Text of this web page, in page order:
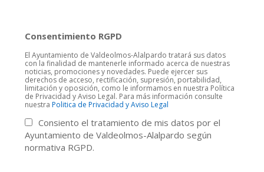
Consentimiento RGPD
El Ayuntamiento de Valdeolmos-Alalpardo tratará sus datos
con la finalidad de mantenerle informado acerca de nuestras
noticias, promociones y novedades. Puede ejercer sus
derechos de acceso, rectificación, supresión, portabilidad,
limitación y oposición, como le informamos en nuestra Política
de Privacidad y Aviso Legal. Para más información consulte
nuestra Politica de Privacidad y Aviso Legal
Consiento el tratamiento de mis datos por el
Ayuntamiento de Valdeolmos-Alalpardo según
normativa RGPD.